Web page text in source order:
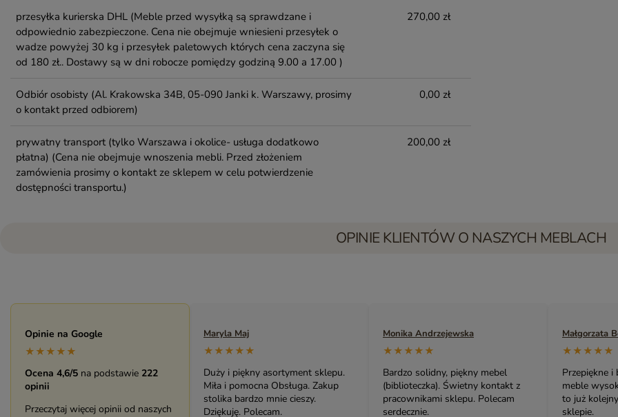
przesyłka kurierska DHL(Meble przed wysyłką są sprawdzane i
odpowiednio zabezpieczone. Cena nie obejmuje wniesieni przesyłek o
wadze powyżej 30 kg i przesyłek paletowych których cena zaczyna się
od 180 zł.. Dostawy są w dni robocze pomiędzy godziną 9.00 a 17.00 )
270,00 zł
Odbiór osobisty(Al. Krakowska 34B, 05-090 Janki k. Warszawy, prosimy
o kontakt przed odbiorem)
0,00 zł
prywatny transport (tylko Warszawa i okolice- usługa dodatkowo
płatna) (Cena nie obejmuje wnoszenia mebli. Przed złożeniem
zamówienia prosimy o kontakt ze sklepem w celu potwierdzenie
dostępności transportu.)
200,00 zł
OPINIE KLIENTÓW O NASZYCH MEBLACH
Opinie na Google
★★★★★
Ocena 4,6/5 na podstawie 222
opinii
Przeczytaj więcej opinii od naszych
Maryla Maj
★★★★★
Duży i piękny asortyment sklepu.
Miła i pomocna Obsługa. Zakup
Dziękuję. Polecam.
Monika Andrzejewska
★★★★★
Bardzo solidny, piękny mebel
(biblioteczka). Świetny kontakt z
pracownikami sklepu. Polecam
serdecznie.
Małgorzata Bednarczuk
★★★★★
Przepiękne i bardzo oryginalne
meble wysokiej jakości! Ta szafka,
to już kolejny mój zakup w tym
sklepie.
Zuzanna
★★★★★
Serdecznie
meble. Cały
urządzamy
Karina.